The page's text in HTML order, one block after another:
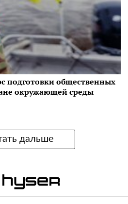
подготовки общественных
окружающей среды
дальше